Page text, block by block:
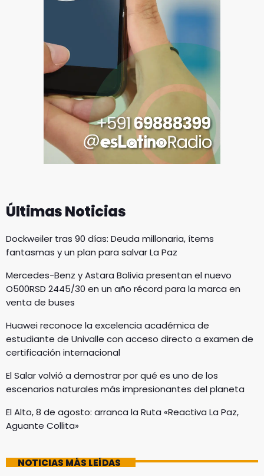
Últimas Noticias
Dockweiler tras 90 días: Deuda millonaria, ítems
fantasmas y un plan para salvar La Paz
Mercedes-Benz y Astara Bolivia presentan el nuevo
O500RSD 2445/30 en un año récord para la marca en
venta de buses
Huawei reconoce la excelencia académica de
estudiante de Univalle con acceso directo a examen de
certificación internacional
El Salar volvió a demostrar por qué es uno de los
escenarios naturales más impresionantes del planeta
El Alto, 8 de agosto: arranca la Ruta «Reactiva La Paz,
Aguante Collita»
NOTICIAS MÁS LEÍDAS